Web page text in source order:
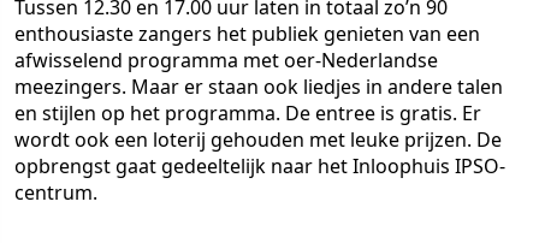
Tussen 12.30 en 17.00 uur laten in totaal zo’n 90
enthousiaste zangers het publiek genieten van een
afwisselend programma met oer-Nederlandse
meezingers. Maar er staan ook liedjes in andere talen
en stijlen op het programma. De entree is gratis. Er
wordt ook een loterij gehouden met leuke prijzen. De
opbrengst gaat gedeeltelijk naar het Inloophuis IPSO-
centrum.